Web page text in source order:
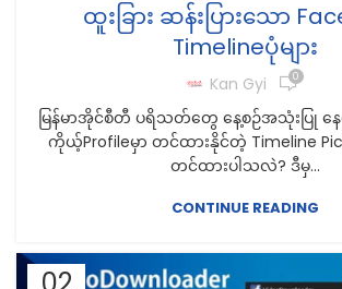
ထူးခြား ဆန်းပြားသော
Timelineပုံများ
Kan Gyi 0
မြန်မာအိုင်စီတီ ပရိသတ်တွေ နေ့စဉ်အသုံးပြု နေ
ကိုယ့်Profileမှာ တင်ထားနိုင်တဲ့ Timeline
တင်ထားပါသလဲ? ဒီမှ...
CONTINUE READING